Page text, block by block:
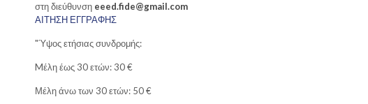
στη διεύθυνση eeed.fide@gmail.com
ΑΙΤΗΣΗ ΕΓΓΡΑΦΗΣ
"Ύψος ετήσιας συνδρομής:
Mέλη έως 30 ετών: 30 €
Μέλη άνω των 30 ετών: 50 €